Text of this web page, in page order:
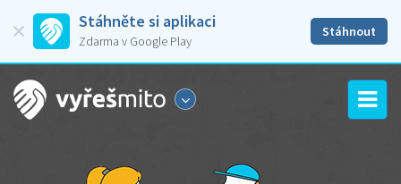
Stáhněte si aplikaci
Zdarma v Google Play
Stáhnout